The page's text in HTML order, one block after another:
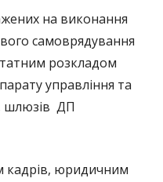
на виконання
самоврядування
розкладом
управління та
шлюзів ДП
кадрів, юридичним